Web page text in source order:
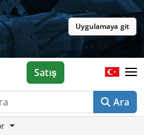
Uygulamaya git
Ara
Satış